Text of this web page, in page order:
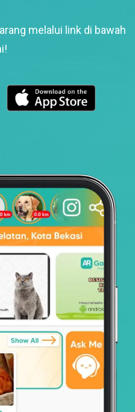
melalui link di bawah